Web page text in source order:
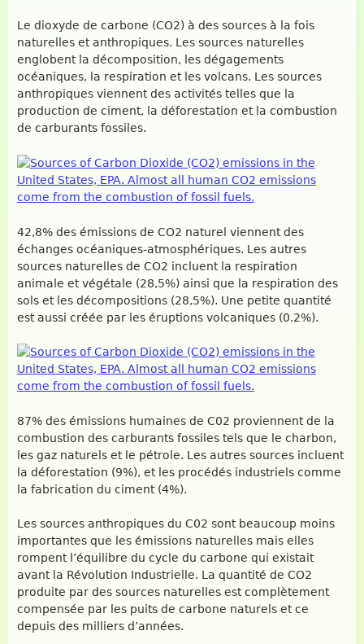
Le dioxyde de carbone (CO2) à des sources à la fois
naturelles et anthropiques. Les sources naturelles
englobent la décomposition, les dégagements
océaniques, la respiration et les volcans. Les sources
anthropiques viennent des activités telles que la
production de ciment, la déforestation et la combustion
de carburants fossiles.
42,8% des émissions de CO2 naturel viennent des
échanges océaniques-atmosphériques. Les autres
sources naturelles de CO2 incluent la respiration
animale et végétale (28,5%) ainsi que la respiration des
sols et les décompositions (28,5%). Une petite quantité
est aussi créée par les éruptions volcaniques (0.2%).
87% des émissions humaines de C02 proviennent de la
combustion des carburants fossiles tels que le charbon,
les gaz naturels et le pétrole. Les autres sources incluent
la déforestation (9%), et les procédés industriels comme
la fabrication du ciment (4%).
Les sources anthropiques du C02 sont beaucoup moins
importantes que les émissions naturelles mais elles
rompent l’équilibre du cycle du carbone qui existait
avant la Révolution Industrielle. La quantité de CO2
produite par des sources naturelles est complètement
compensée par les puits de carbone naturels et ce
depuis des milliers d’années.